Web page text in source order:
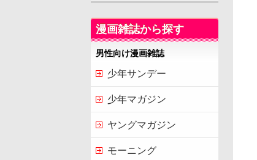
漫画雑誌から探す
男性向け漫画雑誌
少年サンデー
少年マガジン
ヤングマガジン
モーニング